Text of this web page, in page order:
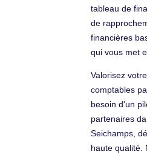
tableau de
de
financières
qui vous met
Valorisez
comptables
besoin d'un
partenaires
Seichamps,
haute qualité.